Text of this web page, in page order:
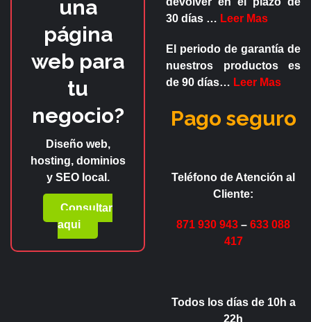
una
página
web para
tu
negocio?
Diseño web,
hosting, dominios
y SEO local.
Consultar
aqui
30 días … Leer Mas
El periodo de garantía de
nuestros productos es
de 90 días… Leer Mas
Pago seguro
Teléfono de Atención al
Cliente:
871 930 943 – 633 088
417
Todos los días de 10h a
22h